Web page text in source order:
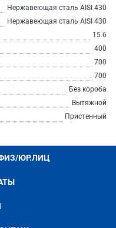
Нержавеющая сталь AISI 430
Нержавеющая сталь AISI 430
15.6
400
700
700
Без короба
Вытяжной
Пристенный
ЮР.ЛИЦ